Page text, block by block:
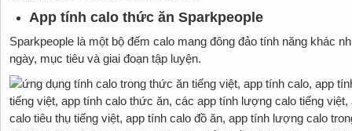
App tính calo thức ăn Sparkpeople
Sparkpeople là một bộ đếm calo mang đông đảo tính năng khác
ngày, mục tiêu và giai đoạn tập luyện.